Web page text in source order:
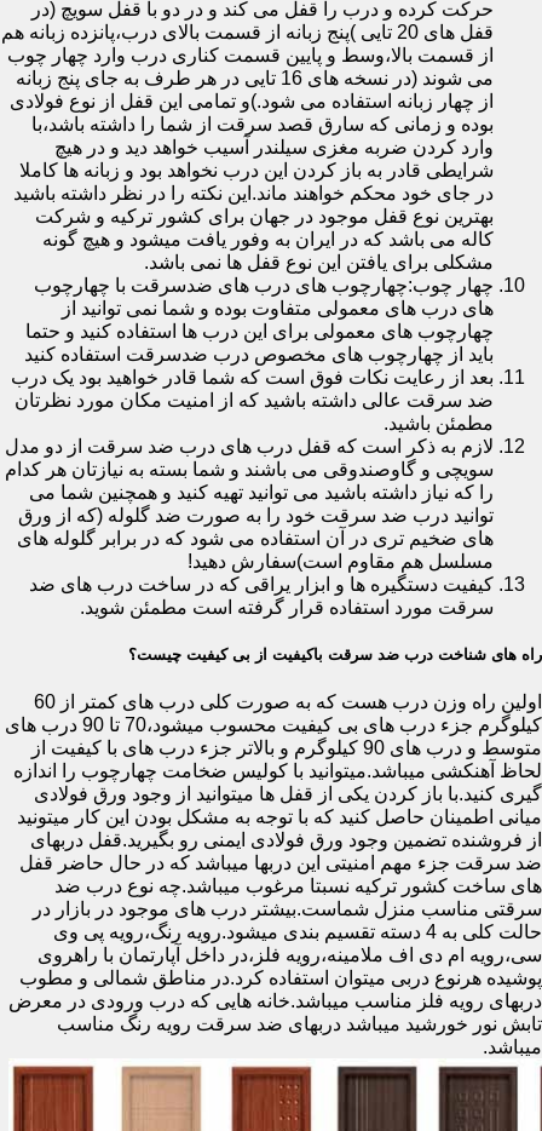
حرکت کرده و درب را قفل می کند و در دو با قفل سویچ (در
قفل های 20 تایی )پنج زبانه از قسمت بالای درب،پانزده زبانه هم
از قسمت بالا،وسط و پایین قسمت کناری درب وارد چهار چوب
می شوند (در نسخه های 16 تایی در هر طرف به جای پنج زبانه
از چهار زبانه استفاده می شود.)و تمامی این قفل از نوع فولادی
بوده و زمانی که سارق قصد سرقت از شما را داشته باشد،با
وارد کردن ضربه مغزی سیلندر آسیب خواهد دید و در هیچ
شرایطی قادر به باز کردن این درب نخواهد بود و زبانه ها کاملا
در جای خود محکم خواهند ماند.این نکته را در نظر داشته باشید
بهترین نوع قفل موجود در جهان برای کشور ترکیه و شرکت
کاله می باشد که در ایران به وفور یافت میشود و هیچ گونه
مشکلی برای یافتن این نوع قفل ها نمی باشد.
چهار چوب:چهارچوب های درب های ضدسرقت با چهارچوب
های درب های معمولی متفاوت بوده و شما نمی توانید از
چهارچوب های معمولی برای این درب ها استفاده کنید و حتما
باید از چهارچوب های مخصوص درب ضدسرقت استفاده کنید
بعد از رعایت نکات فوق است که شما قادر خواهید بود یک درب
ضد سرقت عالی داشته باشید که از امنیت مکان مورد نظرتان
مطمئن باشید.
لازم به ذکر است که قفل درب های درب ضد سرقت از دو مدل
سویچی و گاوصندوقی می باشند و شما بسته به نیازتان هر کدام
را که نیاز داشته باشید می توانید تهیه کنید و همچنین شما می
توانید درب ضد سرقت خود را به صورت ضد گلوله (که از ورق
های ضخیم تری در آن استفاده می شود که در برابر گلوله های
مسلسل هم مقاوم است)سفارش دهید!
کیفیت دستگیره ها و ابزار یراقی که در ساخت درب های ضد
سرقت مورد استفاده قرار گرفته است مطمئن شوید.
راه های شناخت درب ضد سرقت باکیفیت از بی کیفیت چیست؟
اولین راه وزن درب هست که به صورت کلی درب های کمتر از 60
کیلوگرم جزء درب های بی کیفیت محسوب میشود،70 تا 90 درب های
متوسط و درب های 90 کیلوگرم و بالاتر جزء درب های با کیفیت از
لحاظ آهنکشی میباشد.میتوانید با کولیس ضخامت چهارچوب را اندازه
گیری کنید.با باز کردن یکی از قفل ها میتوانید از وجود ورق فولادی
میانی اطمینان حاصل کنید که با توجه به مشکل بودن این کار میتونید
از فروشنده تضمین وجود ورق فولادی ایمنی رو بگیرید.قفل دربهای
ضد سرقت جزء مهم امنیتی این دربها میباشد که در حال حاضر قفل
های ساخت کشور ترکیه نسبتا مرغوب میباشد.چه نوع درب ضد
سرقتی مناسب منزل شماست.بیشتر درب های موجود در بازار در
حالت کلی به 4 دسته تقسیم بندی میشود.رویه رنگ،رویه پی وی
سی،رویه ام دی اف ملامینه،رویه فلز،در داخل آپارتمان با راهروی
پوشیده هرنوع دربی میتوان استفاده کرد.در مناطق شمالی و مطوب
دربهای رویه فلز مناسب میباشد.خانه هایی که درب ورودی در معرض
تابش نور خورشید میباشد دربهای ضد سرقت رویه رنگ مناسب
میباشد.